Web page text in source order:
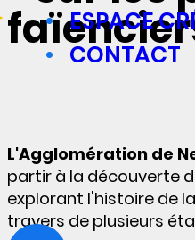
ESPACE
CONTACT
L'Agglomération de
partir à la découverte
explorant l'histoire de
travers de plusieurs